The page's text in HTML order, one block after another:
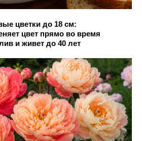
цветки до 18 см:
цвет прямо во время
и живет до 40 лет